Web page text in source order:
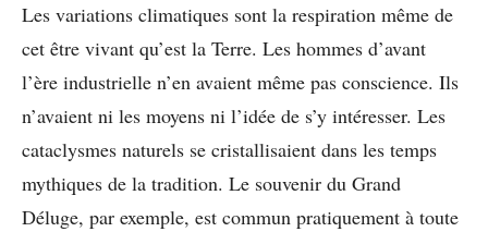
Les variations climatiques sont la respiration même de
cet être vivant qu’est la Terre. Les hommes d’avant
l’ère industrielle n’en avaient même pas conscience. Ils
n’avaient ni les moyens ni l’idée de s’y intéresser. Les
cataclysmes naturels se cristallisaient dans les temps
mythiques de la tradition. Le souvenir du Grand
Déluge, par exemple, est commun pratiquement à toute